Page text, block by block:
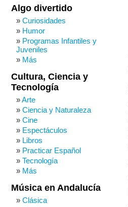
Algo divertido
Curiosidades
Humor
Programas Infantiles y
Juveniles
Más
Cultura, Ciencia y
Tecnología
Arte
Ciencia y Naturaleza
Cine
Espectáculos
Libros
Practicar Español
Tecnología
Más
Música en Andalucía
Clásica